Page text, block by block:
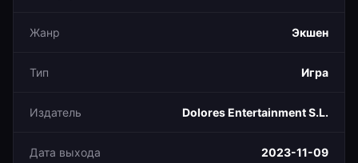
Жанр Экшен
Тип Игра
Издатель Dolores Entertainment S.L.
Дата выхода 2023-11-09